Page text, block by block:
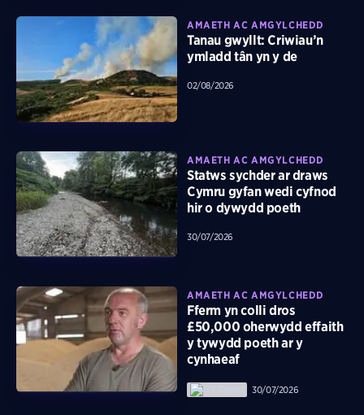
AMAETH AC AMGYLCHEDD
Tanau gwyllt: Criwiau’n
ymladd tân yn y de
02/08/2026
AMAETH AC AMGYLCHEDD
Statws sychder ar draws
Cymru gyfan wedi cyfnod
hir o dywydd poeth
30/07/2026
AMAETH AC AMGYLCHEDD
Fferm yn colli dros
£50,000 oherwydd effaith
y tywydd poeth ar y
cynhaeaf
30/07/2026